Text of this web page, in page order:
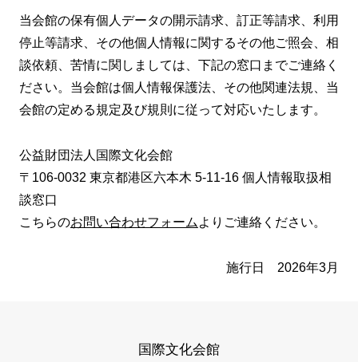
当会館の保有個人データの開示請求、訂正等請求、利用
停止等請求、その他個人情報に関するその他ご照会、相
談依頼、苦情に関しましては、下記の窓口までご連絡く
ださい。当会館は個人情報保護法、その他関連法規、当
会館の定める規定及び規則に従って対応いたします。
公益財団法人国際文化会館
〒106-0032 東京都港区六本木 5-11-16 個人情報取扱相
談窓口
こちらのお問い合わせフォーム よりご連絡ください。
施行日 2026年3月
国際文化会館